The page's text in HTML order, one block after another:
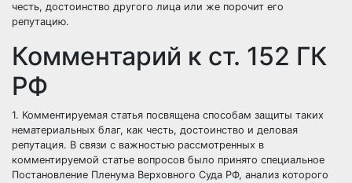
честь, достоинство другого лица или же порочит его
репутацию.
Комментарий к ст. 152 ГК
РФ
1. Комментируемая статья посвящена способам защиты таких
нематериальных благ, как честь, достоинство и деловая
репутация. В связи с важностью рассмотренных в
комментируемой статье вопросов было принято специальное
Постановление Пленума Верховного Суда РФ, анализ которого